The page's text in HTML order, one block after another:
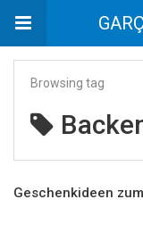
Browsing tag
Geschenkideen